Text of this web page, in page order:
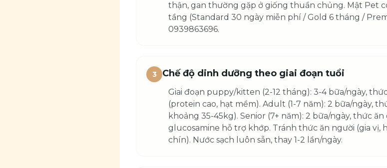
thận, gan thường gặp ở giống thuần chủng. Mật Pet
tầng (Standard 30 ngày miễn phí / Gold 6 tháng /
0939863696.
3 Chế độ dinh dưỡng theo giai đoạn tuổi
Giai đoạn puppy/kitten (2-12 tháng): 3-4 bữa/ngày,
(protein cao, hạt mềm). Adult (1-7 năm): 2 bữa/ngày,
khoảng 35-45kg). Senior (7+ năm): 2 bữa/ngày, thức
glucosamine hỗ trợ khớp. Tránh thức ăn người (gia vị,
chín). Nước sạch luôn sẵn, thay 1-2 lần/ngày.